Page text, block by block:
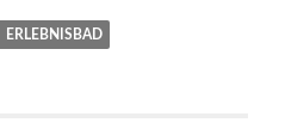
ERLEBNISBAD